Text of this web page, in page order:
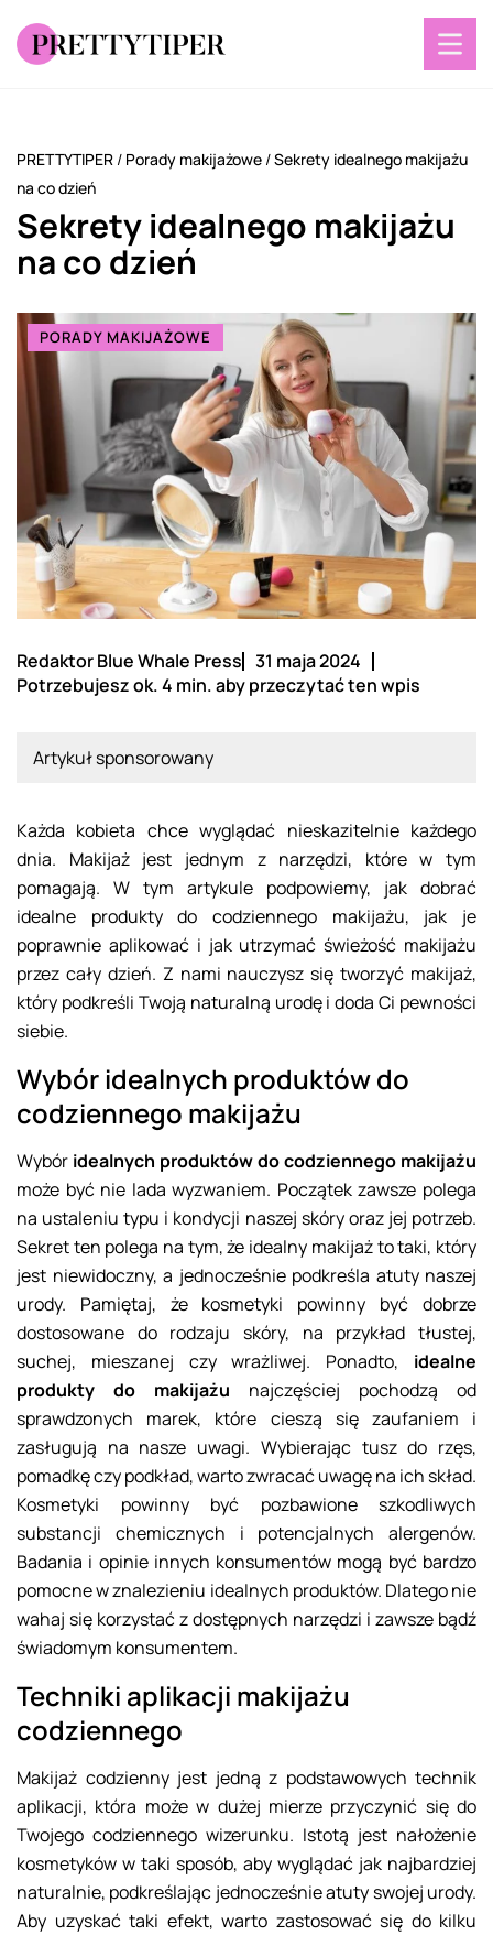
PRETTYTIPER / Porady makijażowe /Sekrety idealnego makijażu
na co dzień
Sekrety idealnego makijażu
na co dzień
PORADY MAKIJAŻOWE
Redaktor Blue Whale Press 31 maja 2024
Potrzebujesz ok. 4 min. aby przeczytać ten wpis
Artykuł sponsorowany
Każda kobieta chce wyglądać nieskazitelnie każdego
dnia. Makijaż jest jednym z narzędzi, które w tym
pomagają. W tym artykule podpowiemy, jak dobrać
idealne produkty do codziennego makijażu, jak je
poprawnie aplikować i jak utrzymać świeżość makijażu
przez cały dzień. Z nami nauczysz się tworzyć makijaż,
który podkreśli Twoją naturalną urodę i doda Ci pewności
siebie.
Wybór idealnych produktów do
codziennego makijażu
Wybór idealnych produktów do codziennego makijażu
może być nie lada wyzwaniem. Początek zawsze polega
na ustaleniu typu i kondycji naszej skóry oraz jej potrzeb.
Sekret ten polega na tym, że idealny makijaż to taki, który
jest niewidoczny, a jednocześnie podkreśla atuty naszej
urody. Pamiętaj, że kosmetyki powinny być dobrze
dostosowane do rodzaju skóry, na przykład tłustej,
suchej, mieszanej czy wrażliwej. Ponadto, idealne
produkty do makijażu najczęściej pochodzą od
sprawdzonych marek, które cieszą się zaufaniem i
zasługują na nasze uwagi. Wybierając tusz do rzęs,
pomadkę czy podkład, warto zwracać uwagę na ich skład.
Kosmetyki powinny być pozbawione szkodliwych
substancji chemicznych i potencjalnych alergenów.
Badania i opinie innych konsumentów mogą być bardzo
pomocne w znalezieniu idealnych produktów. Dlatego nie
wahaj się korzystać z dostępnych narzędzi i zawsze bądź
świadomym konsumentem.
Techniki aplikacji makijażu
codziennego
Makijaż codzienny jest jedną z podstawowych technik
aplikacji, która może w dużej mierze przyczynić się do
Twojego codziennego wizerunku. Istotą jest nałożenie
kosmetyków w taki sposób, aby wyglądać jak najbardziej
naturalnie, podkreślając jednocześnie atuty swojej urody.
Aby uzyskać taki efekt, warto zastosować się do kilku